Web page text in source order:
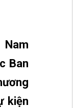
Ban
kiện